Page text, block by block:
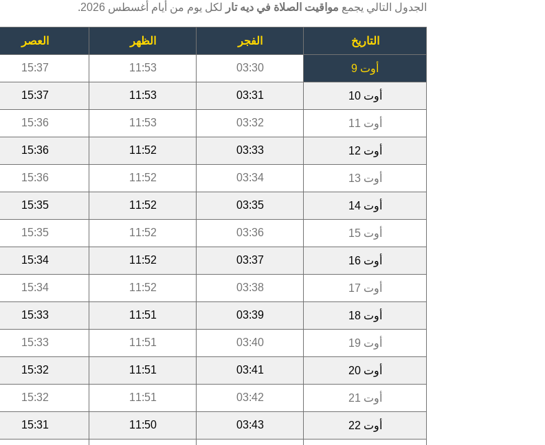
الجدول التالي يجمع مواقيت الصلاة في ديه تار لكل يوم من أيام أغسطس 2026.
التاريخ الفجر الظهر العصر
أوت 9 03:30
11:53
15:37
أوت 10 03:31
11:53
15:37
أوت 11 03:32
11:53
15:36
أوت 12 03:33
11:52
15:36
أوت 13 03:34
11:52
15:36
أوت 14 03:35
11:52
15:35
أوت 15 03:36
11:52
15:35
أوت 16 03:37
11:52
15:34
أوت 17 03:38
11:52
15:34
أوت 18 03:39
11:51
15:33
أوت 19 03:40
11:51
15:33
أوت 20 03:41
11:51
15:32
أوت 21 03:42
11:51
15:32
أوت 22 03:43
11:50
15:31